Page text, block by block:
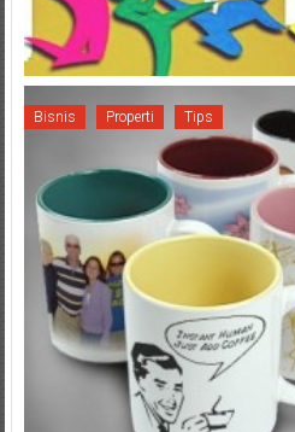
Bisnis Properti Tips